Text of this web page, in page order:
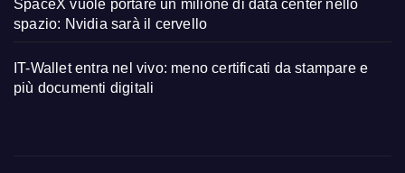
SpaceX vuole portare un milione di data center nello
spazio: Nvidia sarà il cervello
IT-Wallet entra nel vivo: meno certificati da stampare e
più documenti digitali